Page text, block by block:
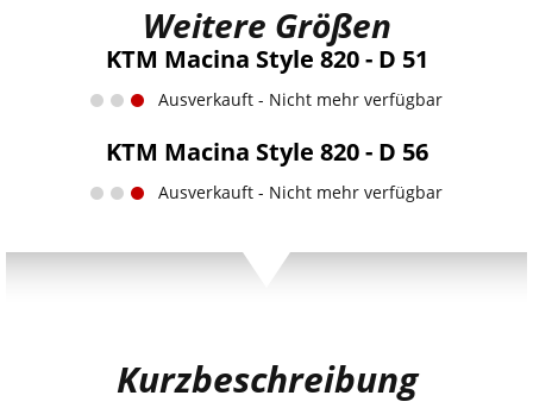
Weitere Größen
KTM Macina Style 820 - D 51
Ausverkauft - Nicht mehr verfügbar
KTM Macina Style 820 - D 56
Ausverkauft - Nicht mehr verfügbar
Kurzbeschreibung